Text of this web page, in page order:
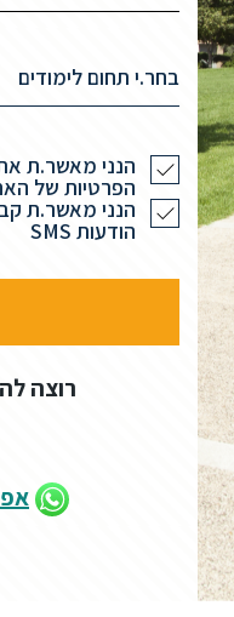
בחר.י תחום לימודים
הנני מאשר.ת
הפרטיות של
הנני מאשר.ת
הודעות SMS
רוצה